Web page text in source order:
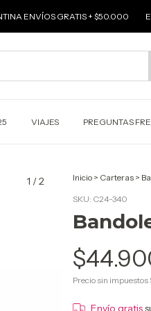
ENVÍOS GRATIS + $50.000
VIAJES PREGUNTAS
1 /2 Inicio > Carteras >
SKU: C24-340
Precio sin impuestos
Envío gratis